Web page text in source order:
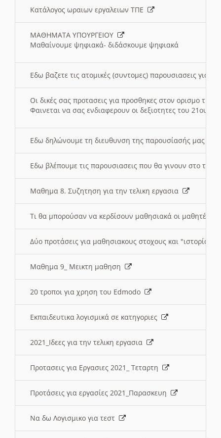
Κατάλογος ωραιων εργαλειων ΤΠΕ
ΜΑΘΗΜΑΤΑ ΥΠΟΥΡΓΕΙΟΥ
Μαθαίνουμε ψηφιακά- διδάσκουμε ψηφιακά
Εδω βαζετε τις ατομικές (συντομες) παρουσιασεις για
Οι δικές σας προτασεις για προσθηκες στον ορισμο
Φαινεται να σας ενδιαφερουν οι δεξιοτητες του 21ου
Εδω δηλώνουμε τη διευθυνση της παρουσίασής μας
Εδω βλέπουμε τις παρουσιασεις που θα γινουν στο
Μαθημα 8. Συζητηση για την τελικη εργασια
Τι θα μπορούσαν να κερδίσουν μαθησιακά οι μαθητές/
Δύο προτάσεις για μαθησιακους στοχους και "ιστορία"
Μαθημα 9_ Μεικτη μαθηση
20 τροποι για χρηση του Edmodo
Εκπαιδευτικα λογισμικά σε κατηγοριες
2021_Ιδεες για την τελικη εργασια
Προτασεις για Εργασιες 2021_ Τεταρτη
Προτάσεις για εργασίες 2021_Παρασκευη
Να δω Λογισμικο για τεστ